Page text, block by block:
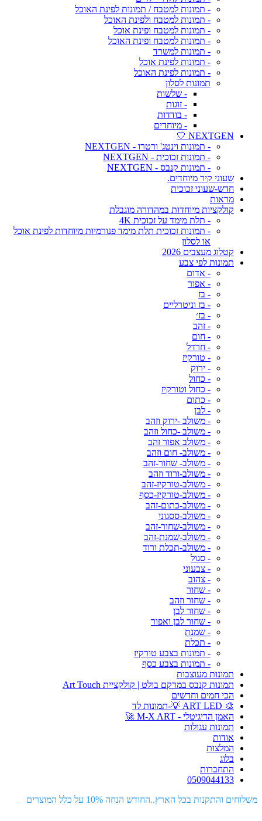
- תמונות למטבח / תמונות לפינת האוכל
- תמונות למטבח ולפינת האוכל
- תמונות למטבח ופינת אוכל
- תמונות למטבח ופינת האוכל
- תמונות למשרד
- תמונות לפינת אוכל
- תמונות לפינת האוכל
תמונות לסלון
- שלשות
- זוגות
- בודדות
- מיוחדים
NEXTGEN 🤍
- תמונות וינטג' ורטרו - NEXTGEN
- תמונות זכוכית - NEXTGEN
- תמונות קנבס - NEXTGEN
שעוני קיר מיוחדים.
חדש-שעוני זכוכית
מראות
קולקציות מיוחדות במהדורה מוגבלת
- תלת מימד על זכוכית 4K
- תמונות זכוכית תלת מימד פנורמיות מיוחדות לפינת אוכל
או לסלון
קטלוג מעצבים 2026
תמונות לפי צבע
- אדום
- אפור
- בז
- בז וניטרליים
- בז׳
- זהב
- חום
- חרדל
- טורקיז
- ירוק
- כחול
- כחול וטורקיז
- כתום
- לבן
- משולב -ירוק וזהב
- משולב -כחול וזהב
- משולב אפור זהב
- משולב- חום וזהב
- משולב- שחור-זהב
- משולב-ורוד וזהב
- משולב-טורקיז-זהב
- משולב-טורקיז-כסף
- משולב-כתום-זהב
- משולב-ססגוני
- משולב-שחור-זהב
- משולב-שמנת-זהב
- משולב-תכלת ורוד
- סגול
- צבעוני
- צהוב
- שחור
- שחור וזהב
- שחור לבן
- שחור לבן ואפור
- שמנת
- תכלת
- תמונות בצבע טורקיז
- תמונות בצבע כסף
תמונות מעוצבות
תמונות קנבס במרקם בולט | קולקציית Art Touch
הכי חמים וחדשים
🎨 ART LED 💡-תמונות לד
האמן הדיגיטלי - M-X ART 🚀
תמונות עגולות
אודות
המלצות
בלוג
התחברות
0509044133
משלוחים והתקנות בכל הארץ..החודש הנחה 10% על כלל המוצרים